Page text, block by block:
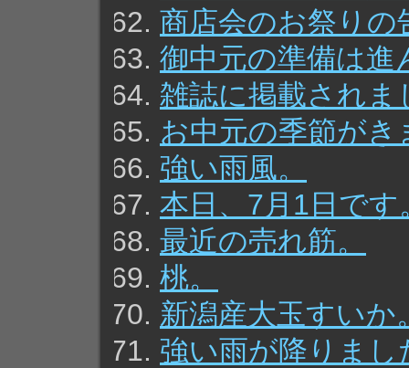
商店会のお祭りの
御中元の準備は進
雑誌に掲載されま
お中元の季節がき
強い雨風。
本日、7月1日です
最近の売れ筋。
桃。
新潟産大玉すいか
強い雨が降りまし